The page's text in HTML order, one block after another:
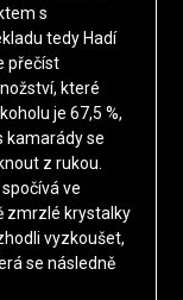
s
tedy Hadí
přečíst
které
je 67,5 %,
kamarády se
z rukou.
ve
zmrzlé krystalky
vyzkoušet,
se následně